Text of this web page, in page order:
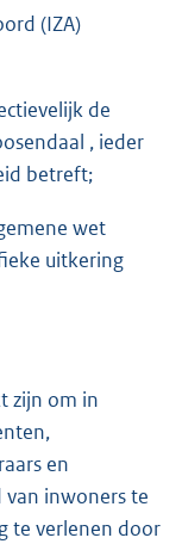
(IZA)
de
, ieder
betreft;
wet
uitkering
zijn om in
en
inwoners te
te verlenen door